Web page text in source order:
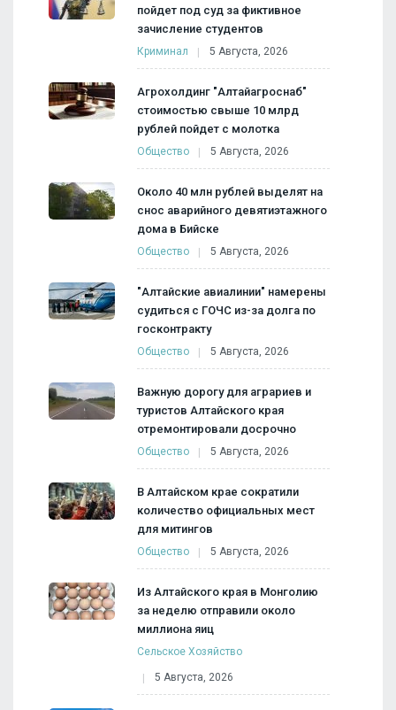
пойдет под суд за фиктивное
зачисление студентов
Криминал 5 Августа, 2026
Агрохолдинг "Алтайагроснаб"
стоимостью свыше 10 млрд
рублей пойдет с молотка
Общество 5 Августа, 2026
Около 40 млн рублей выделят на
снос аварийного девятиэтажного
дома в Бийске
Общество 5 Августа, 2026
"Алтайские авиалинии" намерены
судиться с ГОЧС из-за долга по
госконтракту
Общество 5 Августа, 2026
Важную дорогу для аграриев и
туристов Алтайского края
отремонтировали досрочно
Общество 5 Августа, 2026
В Алтайском крае сократили
количество официальных мест
для митингов
Общество 5 Августа, 2026
Из Алтайского края в Монголию
за неделю отправили около
миллиона яиц
Сельское Хозяйство
5 Августа, 2026